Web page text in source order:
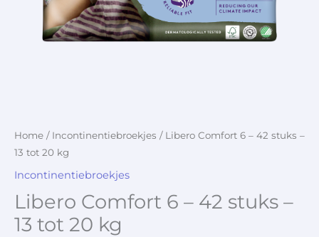
Home / Incontinentiebroekjes / Libero Comfort 6 – 42 stuks –
13 tot 20 kg
Incontinentiebroekjes
Libero Comfort 6 – 42 stuks –
13 tot 20 kg